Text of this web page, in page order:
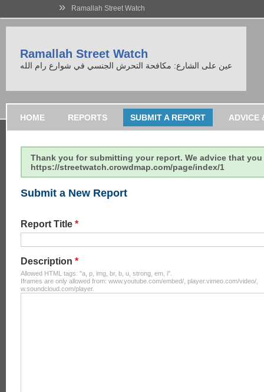
» Ramallah Street Watch
Ramallah Street Watch
عين على الشارع: مكافحة التحرش الجنسي في شوارع رام الله
HOME REPORTS SUBMIT A REPORT
Thank you for submitting your report. We advice that
https://streetwatch.crowdmap.com/page/index/1
Submit a New Report
Report Title *
Description *
Allowed HTML tags: "a, p, img, br, b, u, strong, em, i".
Iframes are only allowed from: www.youtube.com/embed/, player.vimeo.com/video/,
w.soundcloud.com/player.